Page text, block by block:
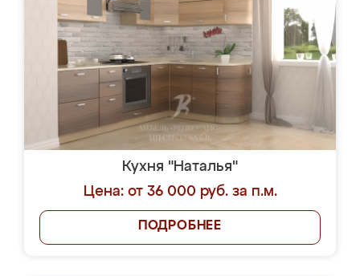
Кухня "Наталья"
Цена: от 36 000 руб. за п.м.
ПОДРОБНЕЕ